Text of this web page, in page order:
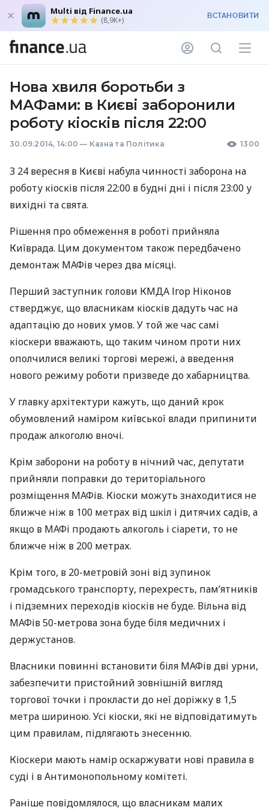
Multi від Finance.ua
(8,9K+) ВСТАНОВИТИ
Нова хвиля боротьби з
МАФами: в Києві заборонили
роботу кіосків після 22:00
30.09.2014, 14:00 — Казна та Політика 1300
З 24 вересня в Києві набула чинності заборона на
роботу кіосків після 22:00 в будні дні і після 23:00 у
вихідні та свята.
Рішення про обмеження в роботі прийняла
Київрада. Цим документом також передбачено
демонтаж МАФів через два місяці.
Перший заступник голови КМДА Ігор Ніконов
стверджує, що власникам кіосків дадуть час на
адаптацію до нових умов. У той же час самі
кіоскери вважають, що таким чином проти них
ополчилися великі торгові мережі, а введення
нового режиму роботи призведе до хабарництва.
У главку архітектури кажуть, що даний крок
обумовлений наміром київської влади припинити
продаж алкоголю вночі.
Крім заборони на роботу в нічний час, депутати
прийняли поправки до територіального
розміщення МАФів. Кіоски можуть знаходитися не
ближче ніж в 100 метрах від шкіл і дитячих садів, а
якщо в МАФі продають алкоголь і сіарети, то не
ближче ніж в 200 метрах.
Крім того, в 20-метровій зоні від зупинок
громадського транспорту, перехресть, пам’ятників
і підземних переходів кіосків не буде. Вільна від
МАФів 50-метрова зона буде біля медичних і
держустанов.
Власники повинні встановити біля МАФів дві урни,
забезпечити пристойний зовнішній вигляд
торгової точки і прокласти до неї доріжку в 1,5
метра шириною. Усі кіоски, які не відповідатимуть
цим правилам, підлягають знесенню.
Кіоскери мають намір оскаржувати нові правила в
суді і в Антимонопольному комітеті.
Раніше повідомлялося, що власникам малих